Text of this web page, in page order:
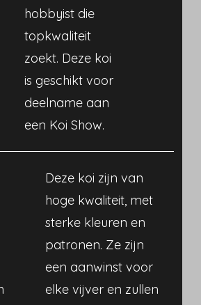
hobbyist die
topkwaliteit
zoekt. Deze koi
is geschikt voor
deelname aan
een Koi Show.
Deze koi zijn van
hoge kwaliteit, met
sterke kleuren en
patronen. Ze zijn
een aanwinst voor
elke vijver en zullen